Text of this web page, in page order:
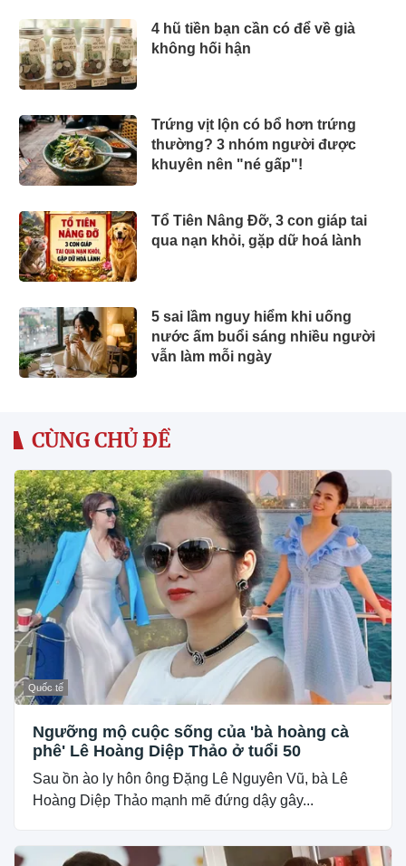
4 hũ tiền bạn cần có để về già
không hối hận
Trứng vịt lộn có bổ hơn trứng
thường? 3 nhóm người được
khuyên nên "né gấp"!
Tổ Tiên Nâng Đỡ, 3 con giáp tai
qua nạn khỏi, gặp dữ hoá lành
5 sai lầm nguy hiểm khi uống
nước ấm buổi sáng nhiều người
vẫn làm mỗi ngày
CÙNG CHỦ ĐỀ
Quốc tế
Ngưỡng mộ cuộc sống của 'bà hoàng cà
phê' Lê Hoàng Diệp Thảo ở tuổi 50
Sau ồn ào ly hôn ông Đặng Lê Nguyên Vũ, bà Lê
Hoàng Diệp Thảo mạnh mẽ đứng dậy gây...